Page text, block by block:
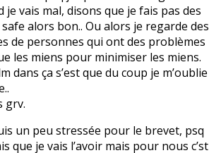
je vais mal, disons que je fais pas des
alors bon.. Ou alors je regarde des
de personnes qui ont des problèmes
les miens pour minimiser les miens.
dans ça s’est que du coup je m’oublie
grv.
un peu stressée pour le brevet, psq
que je vais l’avoir mais pour nous c’st